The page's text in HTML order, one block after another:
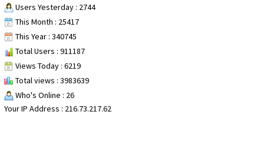
Users Yesterday : 2744
This Month : 25417
This Year : 340745
Total Users : 911187
Views Today : 6219
Total views : 3983639
Who's Online : 26
Your IP Address : 216.73.217.62